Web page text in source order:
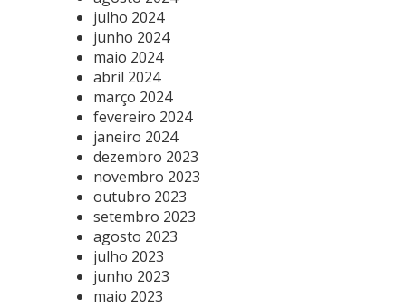
julho 2024
junho 2024
maio 2024
abril 2024
março 2024
fevereiro 2024
janeiro 2024
dezembro 2023
novembro 2023
outubro 2023
setembro 2023
agosto 2023
julho 2023
junho 2023
maio 2023